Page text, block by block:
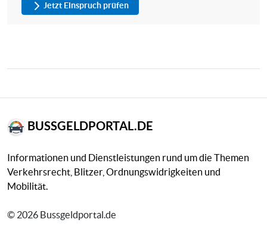
Jetzt Einspruch prüfen
BUSSGELDPORTAL.DE
Informationen und Dienstleistungen rund um die Themen
Verkehrsrecht, Blitzer, Ordnungswidrigkeiten und
Mobilität.
© 2026 Bussgeldportal.de